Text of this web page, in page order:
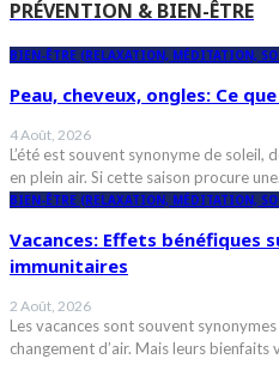
PRÉVENTION & BIEN-ÊTRE
BIEN-ÊTRE (RELAXATION, MÉDITATION,
Peau, cheveux, ongles: Ce
4 Août, 2026
L’été est souvent synonyme de soleil,
en plein air. Si cette saison procure
BIEN-ÊTRE (RELAXATION, MÉDITATION,
Vacances: Effets bénéfiques
immunitaires
2 Août, 2026
Les vacances sont souvent
changement d’air. Mais leurs bienfaits